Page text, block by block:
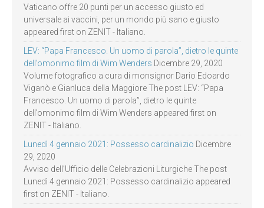
Vaticano offre 20 punti per un accesso giusto ed
universale ai vaccini, per un mondo più sano e giusto
appeared first on ZENIT - Italiano.
LEV: “Papa Francesco. Un uomo di parola”, dietro le quinte
dell’omonimo film di Wim Wenders Dicembre 29, 2020
Volume fotografico a cura di monsignor Dario Edoardo
Viganò e Gianluca della Maggiore The post LEV: “Papa
Francesco. Un uomo di parola”, dietro le quinte
dell’omonimo film di Wim Wenders appeared first on
ZENIT - Italiano.
Lunedì 4 gennaio 2021: Possesso cardinalizio Dicembre
29, 2020
Avviso dell’Ufficio delle Celebrazioni Liturgiche The post
Lunedì 4 gennaio 2021: Possesso cardinalizio appeared
first on ZENIT - Italiano.